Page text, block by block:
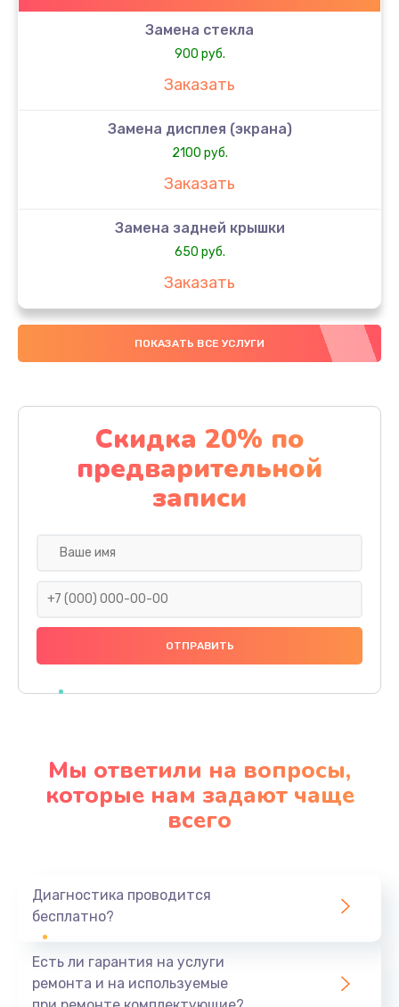
Замена стекла
900 руб.
Заказать
Замена дисплея (экрана)
2100 руб.
Заказать
Замена задней крышки
650 руб.
Заказать
Замена аккумулятора
4000 руб.
Замена материнской платы
1100 руб.
Заказать
Замена праймера
1000 руб.
Заказать
Профилактическая чистка
Заказать
ПОКАЗАТЬ ВСЕ УСЛУГИ
Скидка 20% по
предварительной
записи
Мы ответили на вопросы,
которые нам задают чаще
всего
Диагностика проводится
бесплатно?
Есть ли гарантия на услуги
ремонта и на используемые